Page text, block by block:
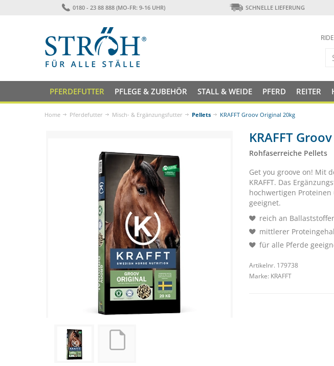
0180 - 23 88 888 (MO-FR: 9-16 UHR) SCHNELLE LIEFERUNG
PFERDEFUTTER PFLEGE & ZUBEHÖR STALL & WEIDE PFERD REITER
Home Pferdefutter Misch- & Ergänzungsfutter Pellets KRAFFT Groov Original 20kg
KRAFFT
Rohfaserreiche Pellets
Get you groove on! Mit
KRAFFT. Das
hochwertigen
geeignet.
reich an
mittlerer
für alle Pferde
Artikelnr. 179738
Marke: KRAFFT